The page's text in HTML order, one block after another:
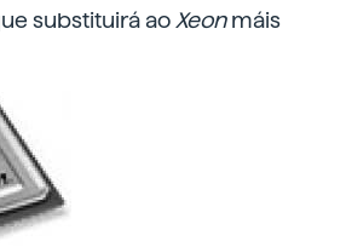
substituirá ao Xeonmáis